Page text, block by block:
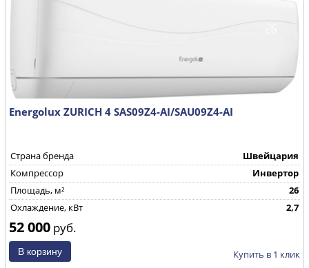
Energolux ZURICH 4 SAS09Z4-AI/SAU09Z4-AI
Страна бренда
Швейцария
Компрессор
Инвертор
Площадь, м²
26
Охлаждение, кВт
2,7
52 000 руб.
Купить в 1 клик